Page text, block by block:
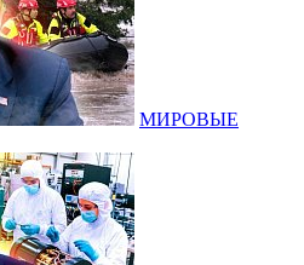
МИРОВЫЕ